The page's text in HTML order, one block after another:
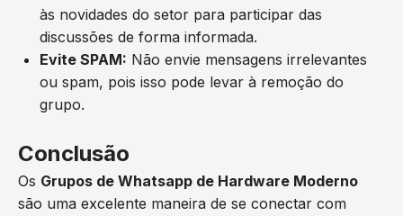
às novidades do setor para participar das
discussões de forma informada.
Evite SPAM: Não envie mensagens irrelevantes
ou spam, pois isso pode levar à remoção do
grupo.
Conclusão
Os Grupos de Whatsapp de Hardware Moderno
são uma excelente maneira de se conectar com